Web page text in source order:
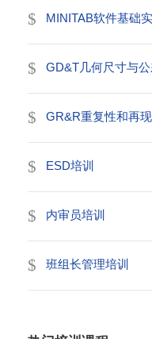
MINITAB软件基础
GD&T几何尺寸与公
GR&R重复性和再
ESD培训
内审员培训
班组长管理培训